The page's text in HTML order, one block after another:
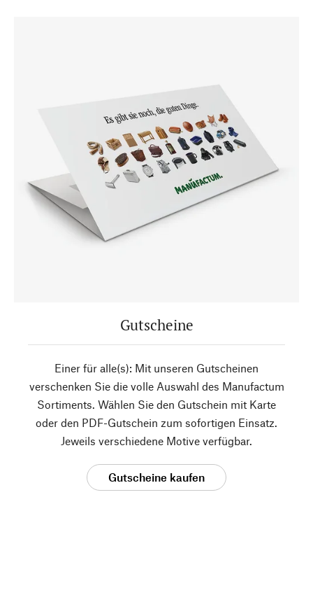
Gutscheine
Einer für alle(s): Mit unseren Gutscheinen
verschenken Sie die volle Auswahl des Manufactum
Sortiments. Wählen Sie den Gutschein mit Karte
oder den PDF-Gutschein zum sofortigen Einsatz.
Jeweils verschiedene Motive verfügbar.
Gutscheine kaufen